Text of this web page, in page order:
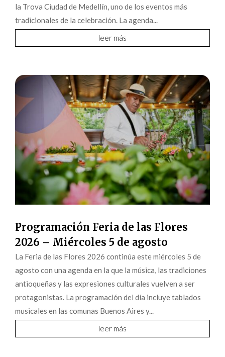
la Trova Ciudad de Medellín, uno de los eventos más
tradicionales de la celebración. La agenda...
leer más
Programación Feria de las Flores
2026 – Miércoles 5 de agosto
La Feria de las Flores 2026 continúa este miércoles 5 de
agosto con una agenda en la que la música, las tradiciones
antioqueñas y las expresiones culturales vuelven a ser
protagonistas. La programación del día incluye tablados
musicales en las comunas Buenos Aires y...
leer más